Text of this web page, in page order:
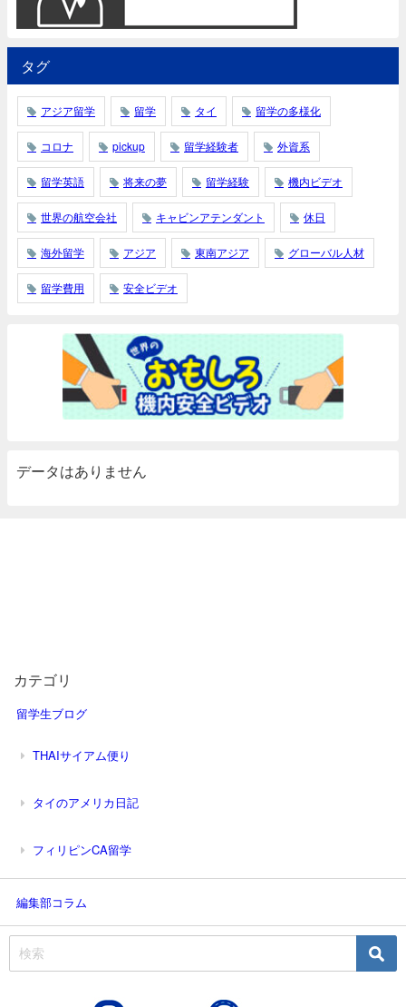
タグ
アジア留学 留学 タイ 留学の多様化
コロナ pickup 留学経験者 外資系
留学英語 将来の夢 留学経験 機内ビデオ
世界の航空会社 キャビンアテンダント 休日
海外留学 アジア 東南アジア グローバル人材
留学費用 安全ビデオ
データはありません
カテゴリ
留学生ブログ
THAIサイアム便り
タイのアメリカ日記
フィリピンCA留学
編集部コラム